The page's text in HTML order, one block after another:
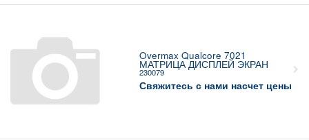
Overmax Qualcore 7021
МАТРИЦА ДИСПЛЕЙ ЭКРАН
230079
Свяжитесь с нами насчет цены